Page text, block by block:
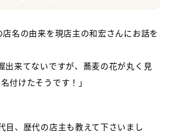
名の由来を現店主の和宏さんにお話を
出来てないですが、蕎麦の花が丸く見
付けたそうです！｣
目、歴代の店主も教えて下さいまし